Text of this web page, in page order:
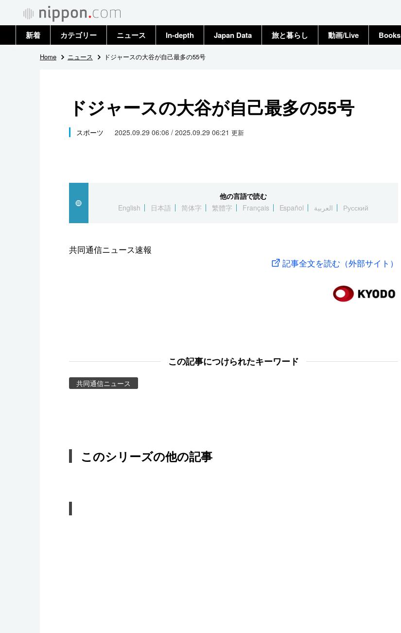
新着 カテゴリー
政治・外交
科学・技術
暮らし
ニュース
トップ
In-depth Japan Data 旅と暮らし 動画/Live Books
Home ニュース ドジャースの大谷が自己最多の55号
ドジャースの大谷が自己最多の55号
スポーツ 2025.09.29 06:06 / 2025.09.29 06:21 更新
他の言語で読む
English
日本語 简体字 繁體字 Français Español العربية Русский
共同通信ニュース速報
記事全文を読む（外部サイト）
この記事につけられたキーワード
共同通信ニュース
このシリーズの他の記事